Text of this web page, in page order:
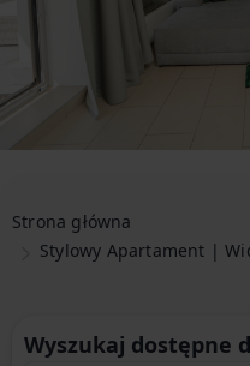
Strona główna
Stylowy Apartament |
Wyszukaj dostępne